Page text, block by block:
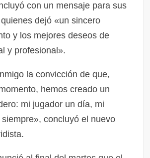
con un mensaje para sus
dejó «un sincero
y los mejores deseos de
y profesional».
la convicción de que,
hemos creado un
mi jugador un día, mi
concluyó el nuevo